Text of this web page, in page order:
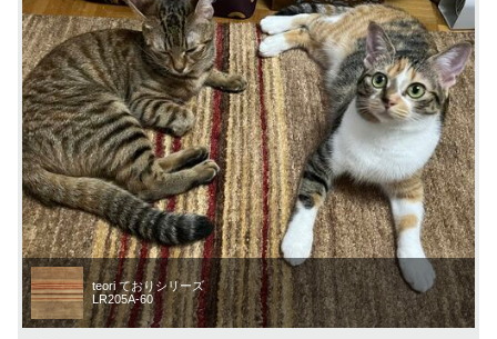
teori ておりシリーズ
LR205A-60